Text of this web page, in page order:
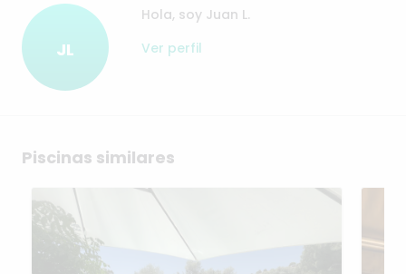
JL
Hola, soy Juan L.
Ver perfil
Piscinas similares